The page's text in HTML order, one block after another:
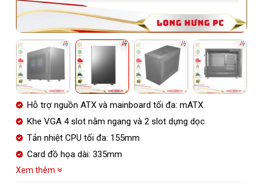
Hỗ trợ nguồn ATX và mainboard tối đa: mATX
Khe VGA 4 slot nằm ngang và 2 slot dựng dọc
Tản nhiệt CPU tối đa: 155mm
Card đồ họa dài: 335mm
Xem thêm